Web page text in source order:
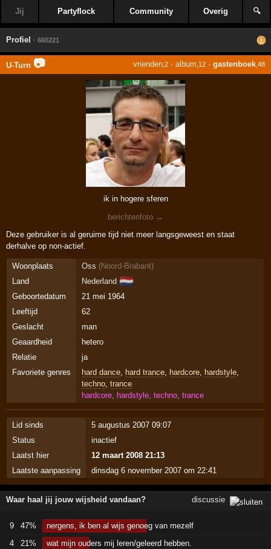
Jij Partyflock Community Overig 🔍
Profiel · 660221
U-Turn 📷 vrienden,2· album ,12· gastenboek,48
ik in hogere sferen
berichtenfoto →
Deze gebruiker is al geruime tijd niet meer langsgeweest en staat
derhalve op non-actief.
Woonplaats Oss (Noord-Brabant)
Land
Nederland 🇳🇱
Geboortedatum
21 mei 1964
Leeftijd
62
Geslacht
man
Geaardheid
hetero
Relatie
ja
Favoriete genres
hard dance, hard trance, hardcore, hardstyle,
techno, trance
hardcore, hardstyle, techno, trance
Lid sinds
5 augustus 2007 09:07
Status
inactief
Laatst hier
12 maart 2008 21:13
Laatste aanpassing
dinsdag 6 november 2007 om 22:41
Waar haal jij jouw wijsheid vandaan? discussie
9 47%
nergens, ik ben al wijs genoeg van mezelf
4
21%
wat mijn ouders mij leren/geleerd hebben.